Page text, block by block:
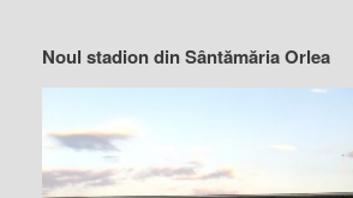
Noul stadion din Sântămăria Orlea